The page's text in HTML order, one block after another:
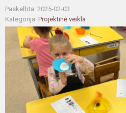
Paskelbta: 2025-02-03
Kategorija: Projektinė veikla